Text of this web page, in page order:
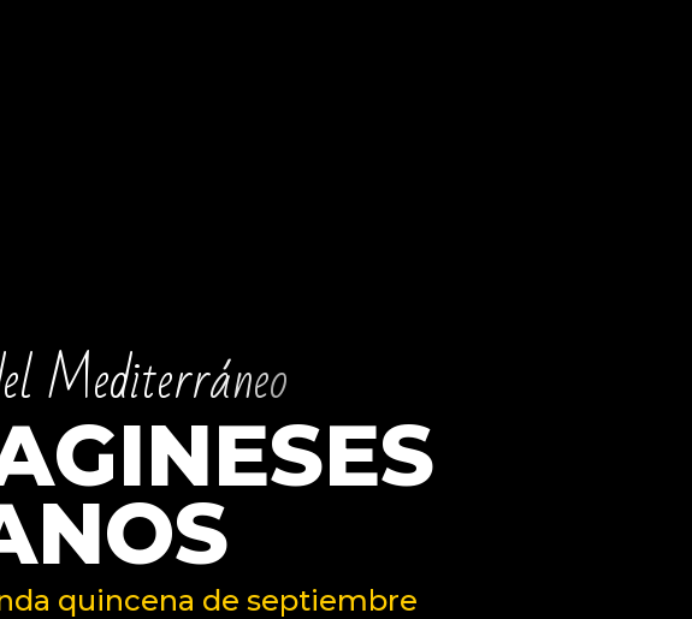
GINESES
NOS
elMediterráneo
quincena de septiembre